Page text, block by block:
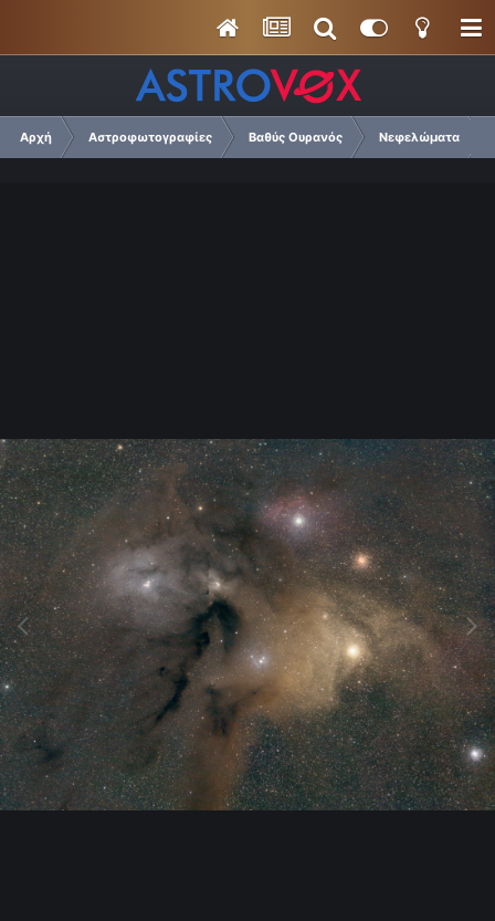
Αρχή Αστροφωτογραφίες Βαθύς Ουρανός Νεφελώματα